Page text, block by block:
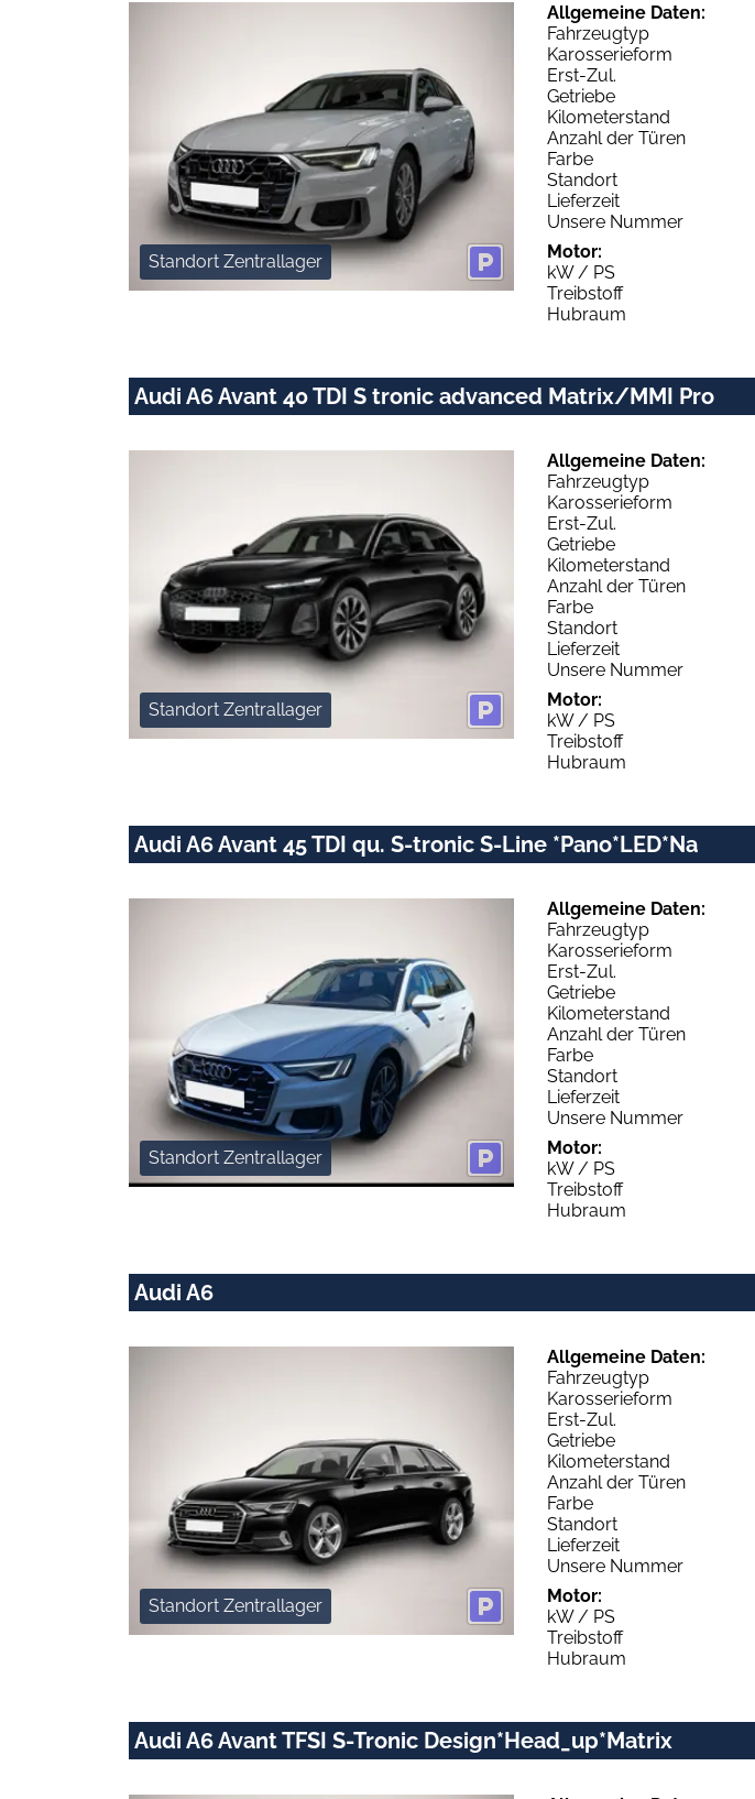
Standort Zentrallager
Allgemeine Daten:
Fahrzeugtyp
Karosserieform
Erst-Zul.
Getriebe
Kilometerstand
Anzahl der Türen
Farbe
Standort
Lieferzeit
Unsere Nummer
Motor:
kW / PS
Treibstoff
Hubraum
Audi A6 Avant 40 TDI S tronic advanced Matrix/MMI Pro
Standort Zentrallager
Allgemeine Daten:
Fahrzeugtyp
Karosserieform
Erst-Zul.
Getriebe
Kilometerstand
Anzahl der Türen
Farbe
Standort
Lieferzeit
Unsere Nummer
Motor:
kW / PS
Treibstoff
Hubraum
Audi A6 Avant 45 TDI qu. S-tronic S-Line *Pano*LED*Na
Standort Zentrallager
Allgemeine Daten:
Fahrzeugtyp
Karosserieform
Erst-Zul.
Getriebe
Kilometerstand
Anzahl der Türen
Farbe
Standort
Lieferzeit
Unsere Nummer
Motor:
kW / PS
Treibstoff
Hubraum
Audi A6
Standort Zentrallager
Allgemeine Daten:
Fahrzeugtyp
Karosserieform
Erst-Zul.
Getriebe
Kilometerstand
Anzahl der Türen
Farbe
Standort
Lieferzeit
Unsere Nummer
Motor:
kW / PS
Treibstoff
Hubraum
Audi A6 Avant TFSI S-Tronic Design*Head_up*Matrix